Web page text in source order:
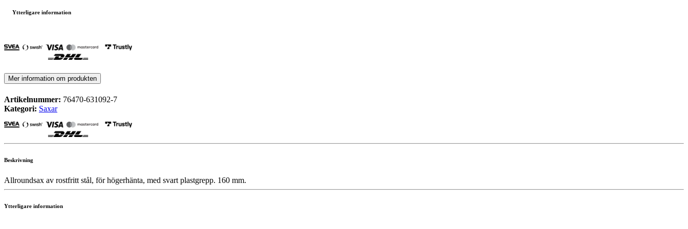
Ytterligare information
Mer information om produkten
Artikelnummer: 76470-631092-7
Kategori: Saxar
Beskrivning
Allroundsax av rostfritt stål, för högerhänta, med svart plastgrepp. 160 mm.
Ytterligare information